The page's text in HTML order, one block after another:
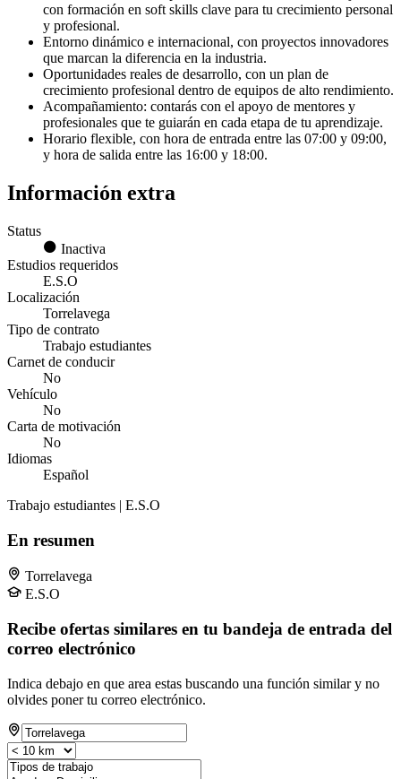
con formación en soft skills clave para tu crecimiento personal
y profesional.
Entorno dinámico e internacional, con proyectos innovadores
que marcan la diferencia en la industria.
Oportunidades reales de desarrollo, con un plan de
crecimiento profesional dentro de equipos de alto rendimiento.
Acompañamiento: contarás con el apoyo de mentores y
profesionales que te guiarán en cada etapa de tu aprendizaje.
Horario flexible, con hora de entrada entre las 07:00 y 09:00,
y hora de salida entre las 16:00 y 18:00.
Información extra
Status
Inactiva
Estudios requeridos
E.S.O
Localización
Torrelavega
Tipo de contrato
Trabajo estudiantes
Carnet de conducir
No
Vehículo
No
Carta de motivación
No
Idiomas
Español
Trabajo estudiantes | E.S.O
En resumen
Torrelavega
E.S.O
Recibe ofertas similares en tu bandeja de entrada del
correo electrónico
Indica debajo en que area estas buscando una función similar y no
olvides poner tu correo electrónico.